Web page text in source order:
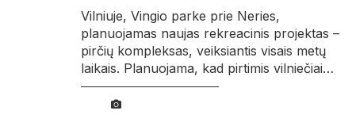
Vilniuje, Vingio parke prie Neries,
planuojamas naujas rekreacinis projektas –
pirčių kompleksas, veiksiantis visais metų
laikais. Planuojama, kad pirtimis vilniečiai…